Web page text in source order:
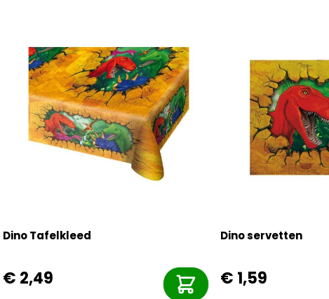
Dino Tafelkleed
€ 2,49
Dino servetten
€ 1,59